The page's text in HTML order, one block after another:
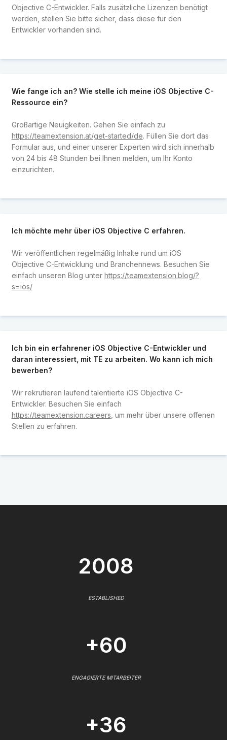
Objective C-Entwickler. Falls zusätzliche Lizenzen benötigt
werden, stellen Sie bitte sicher, dass diese für den
Entwickler vorhanden sind.
Wie fange ich an? Wie stelle ich meine iOS Objective C-
Ressource ein?
Großartige Neuigkeiten. Gehen Sie einfach zu
https://teamextension.at/get-started/de. Füllen Sie dort das
Formular aus, und einer unserer Experten wird sich innerhalb
von 24 bis 48 Stunden bei Ihnen melden, um Ihr Konto
einzurichten.
Ich möchte mehr über iOS Objective C erfahren.
Wir veröffentlichen regelmäßig Inhalte rund um iOS
Objective C-Entwicklung und Branchennews. Besuchen Sie
einfach unseren Blog unter https://teamextension.blog/?
s=ios/
Ich bin ein erfahrener iOS Objective C-Entwickler und
daran interessiert, mit TE zu arbeiten. Wo kann ich mich
bewerben?
Wir rekrutieren laufend talentierte iOS Objective C-
Entwickler. Besuchen Sie einfach
https://teamextension.careers , um mehr über unsere offenen
Stellen zu erfahren.
2008
ESTABLISHED
+60
ENGAGIERTE MITARBEITER
+36